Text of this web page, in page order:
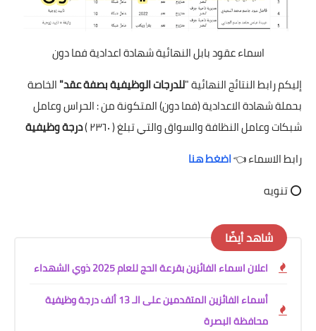
اسماء عقود بابل النهائية شهادة اعدادية فما دون
إليكم رابط النتائج النهائية "للدرجات الوظيفية بصفة عقد"الخاصة
بحملة شهادة الاعدادية (فما دون) المتكونة من : الحراس وعامل
شبكات وعامل النظافة والسواق والتي تبلغ ( ٢٣٦٠ )
درجة وظيفية
رابط الاسماء 👈اضغط هنا
⭕ تنويه
شاهد أيضًا
اعلان اسماء الفائزين بقرعة الحج للعام 2025 ذوي الشهداء
أسماء الفائزين المتقدمين على الـ 13 ألف درجة وظيفية
محافظة البصرة